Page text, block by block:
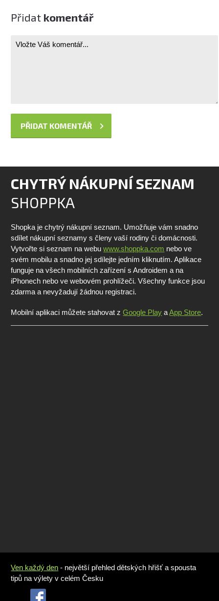
Přidat komentář
CHYTRÝ NÁKUPNÍ SEZNAM
SHOPPKA
Shopka je chytrý nákupní seznam. Umožňuje vám snadno
sdílet nákupní seznamy s členy vaší rodiny či domácnosti.
Vytvořte si seznam na webuwww.shoppka.com nebo ve
svém mobilu a snadno jej sdílejte jedním kliknutím. Aplikace
funguje na všech mobilních zařízení s Androidem a na
iPhonech nebo ve webovém prohlížeči. Všechny funkce jsou
zdarma a nevyžadují žádnou registraci.
Mobilní aplikaci můžete stahovat zGoogle Play aApp Store.
Ven každý den - největší přehled dětských hřišť a spousta
tipů na výlety v celém Česku